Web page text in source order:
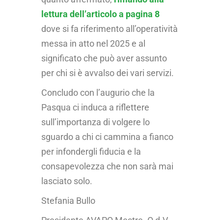
lettura dell’articolo a pagina 8
dove si fa riferimento all’operatività
messa in atto nel 2025 e al
significato che può aver assunto
per chi si è avvalso dei vari servizi.
Concludo con l’augurio che la
Pasqua ci induca a riflettere
sull’importanza di volgere lo
sguardo a chi ci cammina a fianco
per infondergli fiducia e la
consapevolezza che non sarà mai
lasciato solo.
Stefania Bullo